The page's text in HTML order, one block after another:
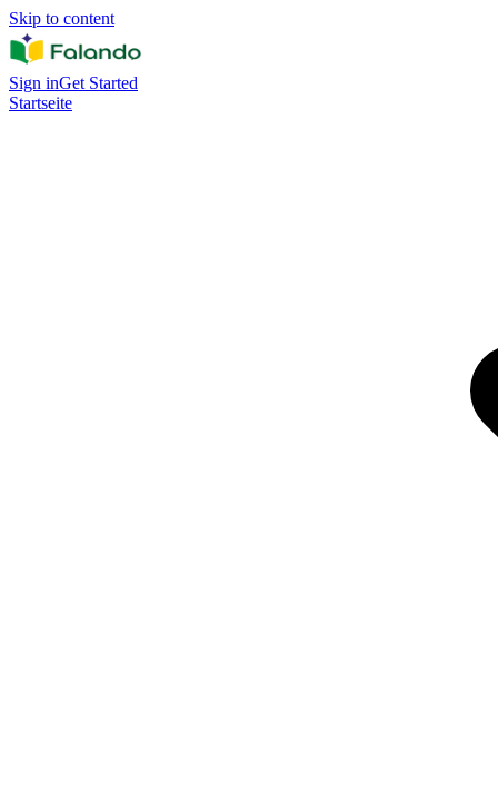
Skip to content
Sign inGet Started
Startseite